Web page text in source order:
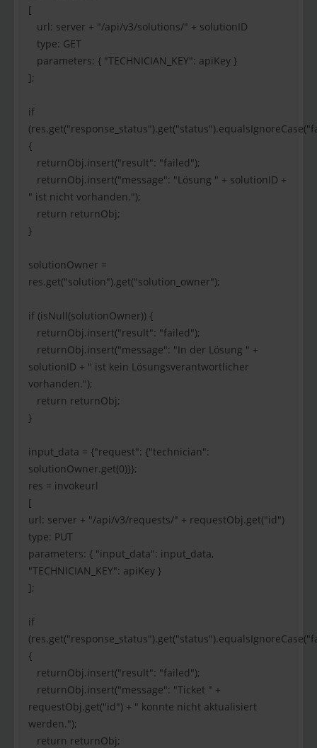
[
url: server + "/api/v3/solutions/" + solutionID
type: GET
parameters: { "TECHNICIAN_KEY": apiKey }
];
if
{
returnObj.insert("result": "failed");
returnObj.insert("message": "Lösung " + solutionID +
" ist nicht vorhanden.");
return returnObj;
}
solutionOwner =
res.get("solution").get("solution_owner");
if (isNull(solutionOwner)) {
returnObj.insert("result": "failed");
returnObj.insert("message": "In der Lösung " +
solutionID + " ist kein Lösungsverantwortlicher
vorhanden.");
return returnObj;
}
input_data = {"request": {"technician":
solutionOwner.get(0)}};
res = invokeurl
[
url: server + "/api/v3/requests/" + requestObj.get("id")
type: PUT
parameters: { "input_data": input_data,
"TECHNICIAN_KEY": apiKey }
];
if
{
returnObj.insert("result": "failed");
returnObj.insert("message": "Ticket " +
requestObj.get("id") + " konnte nicht aktualisiert
werden.");
return returnObj;